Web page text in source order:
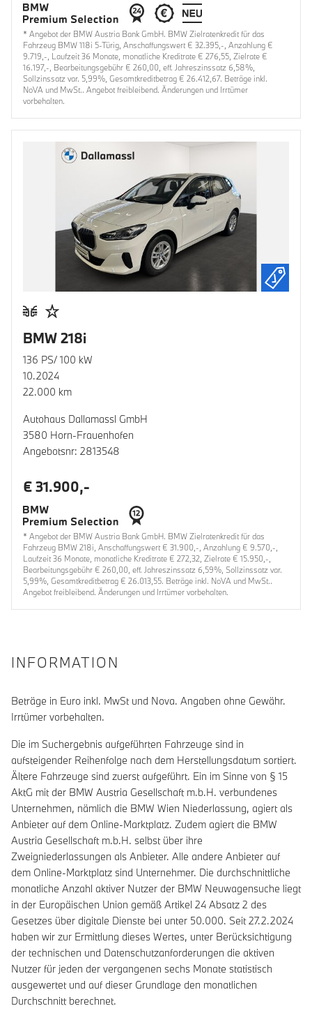
* Angebot der BMW Austria Bank GmbH. BMW Zielratenkredit für das
Fahrzeug BMW 118i 5-Türig, Anschaffungswert € 32.395,-, Anzahlung €
9.719,-, Laufzeit 36 Monate, monatliche Kreditrate € 276,55, Zielrate €
16.197,-, Bearbeitungsgebühr € 260,00, eff. Jahreszinssatz 6,58%,
Sollzinssatz var. 5,99%, Gesamtkreditbetrag € 26.412,67. Beträge inkl.
NoVA und MwSt.. Angebot freibleibend. Änderungen und Irrtümer
vorbehalten.
BMW 218i
136 PS/ 100 kW
10.2024
22.000 km
Autohaus Dallamassl GmbH
3580 Horn-Frauenhofen
Angebotsnr: 2813548
€ 31.900,-
* Angebot der BMW Austria Bank GmbH. BMW Zielratenkredit für das
Fahrzeug BMW 218i, Anschaffungswert € 31.900,-, Anzahlung € 9.570,-,
Laufzeit 36 Monate, monatliche Kreditrate € 272,32, Zielrate € 15.950,-,
Bearbeitungsgebühr € 260,00, eff. Jahreszinssatz 6,59%, Sollzinssatz var.
5,99%, Gesamtkreditbetrag € 26.013,55. Beträge inkl. NoVA und MwSt..
Angebot freibleibend. Änderungen und Irrtümer vorbehalten.
INFORMATION
Beträge in Euro inkl. MwSt und Nova. Angaben ohne Gewähr.
Irrtümer vorbehalten.
Die im Suchergebnis aufgeführten Fahrzeuge sind in
aufsteigender Reihenfolge nach dem Herstellungsdatum sortiert.
Ältere Fahrzeuge sind zuerst aufgeführt. Ein im Sinne von § 15
AktG mit der BMW Austria Gesellschaft m.b.H. verbundenes
Unternehmen, nämlich die BMW Wien Niederlassung, agiert als
Anbieter auf dem Online-Marktplatz. Zudem agiert die BMW
Austria Gesellschaft m.b.H. selbst über ihre
Zweigniederlassungen als Anbieter. Alle andere Anbieter auf
dem Online-Marktplatz sind Unternehmer. Die durchschnittliche
monatliche Anzahl aktiver Nutzer der BMW Neuwagensuche liegt
in der Europäischen Union gemäß Artikel 24 Absatz 2 des
Gesetzes über digitale Dienste bei unter 50.000. Seit 27.2.2024
haben wir zur Ermittlung dieses Wertes, unter Berücksichtigung
der technischen und Datenschutzanforderungen die aktiven
Nutzer für jeden der vergangenen sechs Monate statistisch
ausgewertet und auf dieser Grundlage den monatlichen
Durchschnitt berechnet.